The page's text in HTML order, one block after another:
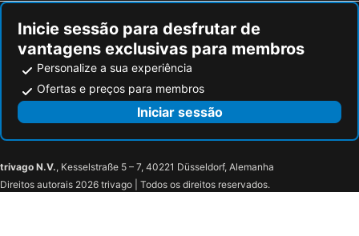
Inicie sessão para desfrutar de
vantagens exclusivas para membros
Personalize a sua experiência
Ofertas e preços para membros
Iniciar sessão
trivago N.V., Kesselstraße 5 – 7, 40221 Düsseldorf, Alemanha
Direitos autorais 2026 trivago | Todos os direitos reservados.